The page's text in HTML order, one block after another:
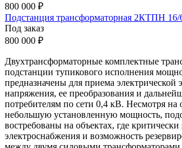
800 000 ₽
Подстанция трансформаторная 2КТПН 16/
Под заказ
800 000 ₽
Двухтрансформаторные комплектные
подстанции тупикового исполнения
предназначены для приема электрической
напряжения, ее преобразования и
потребителям по сети 0,4 кВ. Несмотря на
небольшую установленную мощность,
востребованы на объектах, где
электроснабжения и возможность